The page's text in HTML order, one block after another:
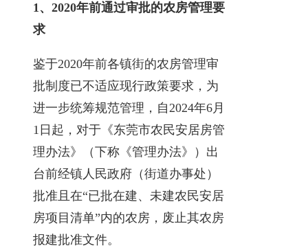
1、2020年前通过审批的农房管理要
求
鉴于2020年前各镇街的农房管理审
批制度已不适应现行政策要求，为
进一步统筹规范管理，自2024年6月
1日起，对于《东莞市农民安居房管
理办法》（下称《管理办法》）出
台前经镇人民政府（街道办事处）
批准且在“已批在建、未建农民安居
房项目清单”内的农房，废止其农房
报建批准文件。